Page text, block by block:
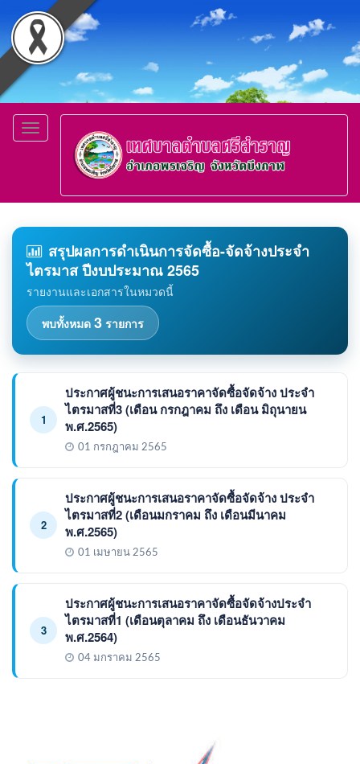
Toggle
navigation
สรุปผลการดำเนินการจัดซื้อ-จัดจ้างประจำ
ไตรมาส ปีงบประมาณ 2565
รายงานและเอกสารในหมวดนี้
พบทั้งหมด 3 รายการ
1
ประกาศผู้ชนะการเสนอราคาจัดซื้อจัดจ้าง ประจำ
ไตรมาสที่3 (เดือน กรกฎาคม ถึง เดือน มิถุนายน
พ.ศ.2565)
01 กรกฎาคม 2565
2
ประกาศผู้ชนะการเสนอราคาจัดซื้อจัดจ้าง ประจำ
ไตรมาสที่2 (เดือนมกราคม ถึง เดือนมีนาคม
พ.ศ.2565)
01 เมษายน 2565
3
ประกาศผู้ชนะการเสนอราคาจัดซื้อจัดจ้างประจำ
ไตรมาสที่1 (เดือนตุลาคม ถึง เดือนธันวาคม
พ.ศ.2564)
04 มกราคม 2565